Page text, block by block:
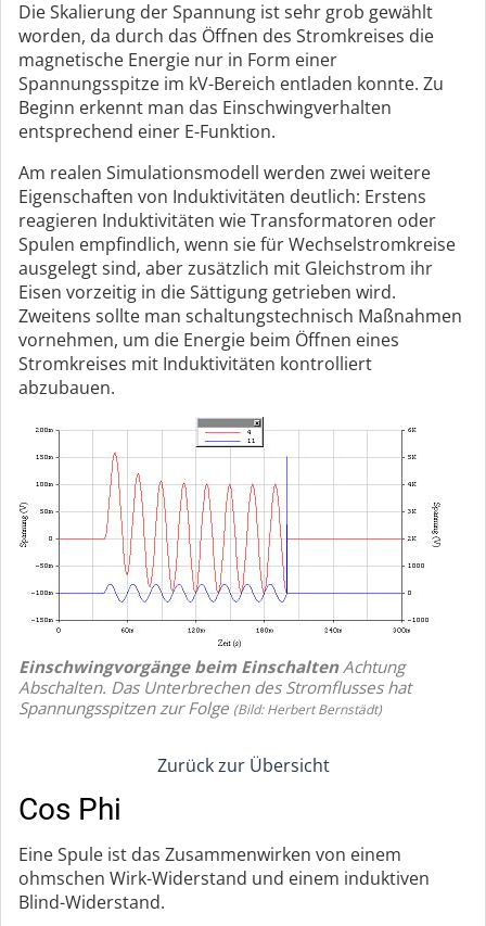
Die Skalierung der Spannung ist sehr grob gewählt
worden, da durch das Öffnen des Stromkreises die
magnetische Energie nur in Form einer
Spannungsspitze im kV-Bereich entladen konnte. Zu
Beginn erkennt man das Einschwingverhalten
entsprechend einer E-Funktion.
Am realen Simulationsmodell werden zwei weitere
Eigenschaften von Induktivitäten deutlich: Erstens
reagieren Induktivitäten wie Transformatoren oder
Spulen empfindlich, wenn sie für Wechselstromkreise
ausgelegt sind, aber zusätzlich mit Gleichstrom ihr
Eisen vorzeitig in die Sättigung getrieben wird.
Zweitens sollte man schaltungstechnisch Maßnahmen
vornehmen, um die Energie beim Öffnen eines
Stromkreises mit Induktivitäten kontrolliert
abzubauen.
Einschwingvorgänge beim Einschalten Achtung
Abschalten. Das Unterbrechen des Stromflusses hat
Spannungsspitzen zur Folge (Bild: Herbert Bernstädt)
Zurück zur Übersicht
Cos Phi
Eine Spule ist das Zusammenwirken von einem
ohmschen Wirk-Widerstand und einem induktiven
Blind-Widerstand.